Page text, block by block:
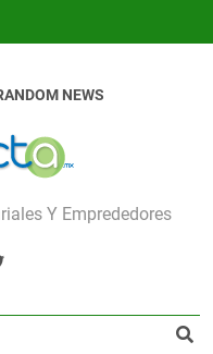
Y Emprededores
NEWS